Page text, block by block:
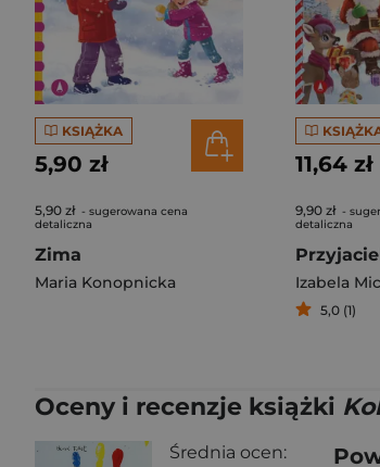
KSIĄŻKA
5,90 zł
5,90 zł - sugerowana cena
detaliczna
Zima
Maria Konopnicka
11,64 zł
9,90 zł -
detaliczna
Izabela
5,0 (1)
Oceny i recenzje książki
Średnia ocen: